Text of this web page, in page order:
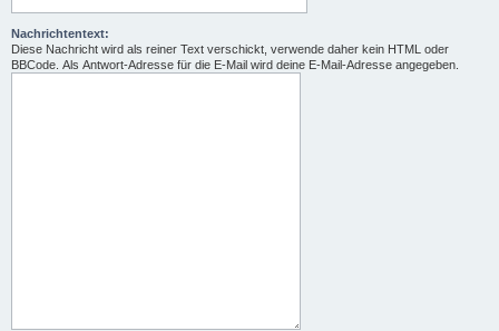
Nachrichtentext:
Diese Nachricht wird als reiner Text verschickt, verwende daher kein HTML oder
BBCode. Als Antwort-Adresse für die E-Mail wird deine E-Mail-Adresse angegeben.